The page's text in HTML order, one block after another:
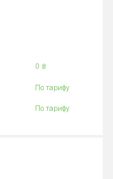
0 ₴
По тарифу
По тарифу